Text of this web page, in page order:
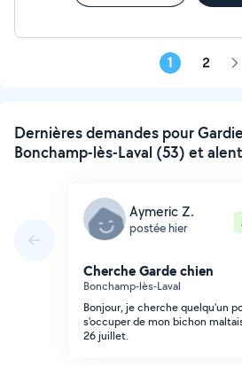
vivre et ma bonne humeur et le
médecin pédicure. Coiffeur et bien sûr les poses café la
pose de manucure le massage des
laisse me contacter pour que l on
1 2
Dernières demandes pour
Bonchamp-lès-Laval (53) et
Aymeric Z.
postée hier
Cherche Garde chien
Bonchamp-lès-Laval
Bonjour, je cherche quelqu'un
s'occuper de mon bichon
26 juillet.